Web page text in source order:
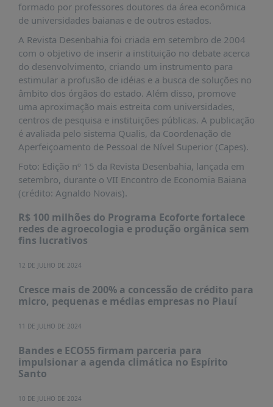
INFORMAÇÕES
CURSOS
EVENTOS
INSCRIÇÕES
MATERIAIS
DISPONÍVEIS
PUBLICAÇÕES
REVISTA
RUMOS
LIVROS
ESTUDOS
NOTÍCIAS
ABDE-
PRÊMIO
DE
SABER
+
CONTATO
formado por professores doutores da área econômica
de universidades baianas e de outros estados.
A Revista Desenbahia foi criada em setembro de 2004
com o objetivo de inserir a instituição no debate acerca
do desenvolvimento, criando um instrumento para
estimular a profusão de idéias e a busca de soluções no
âmbito dos órgãos do estado. Além disso, promove
uma aproximação mais estreita com universidades,
centros de pesquisa e instituições públicas. A publicação
é avaliada pelo sistema Qualis, da Coordenação de
Aperfeiçoamento de Pessoal de Nível Superior (Capes).
Foto: Edição nº 15 da Revista Desenbahia, lançada em
setembro, durante o VII Encontro de Economia Baiana
(crédito: Agnaldo Novais).
R$ 100 milhões do Programa Ecoforte fortalece
redes de agroecologia e produção orgânica sem
fins lucrativos
12 DE JULHO DE 2024
Cresce mais de 200% a concessão de crédito para
micro, pequenas e médias empresas no Piauí
11 DE JULHO DE 2024
Bandes e ECO55 firmam parceria para
impulsionar a agenda climática no Espírito
Santo
10 DE JULHO DE 2024